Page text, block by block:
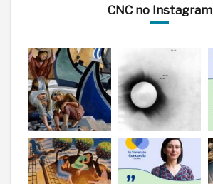
CNC no Instagram